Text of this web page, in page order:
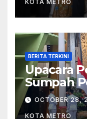
KOTA METRO
BERITA TERKINI
Upacara
Sumpah
Tahun
OCTOBER 28,
KOTA METRO